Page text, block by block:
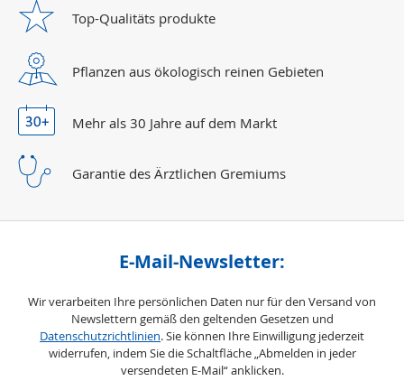
Top-Qualitäts produkte
Pflanzen aus ökologisch reinen Gebieten
Mehr als 30 Jahre auf dem Markt
Garantie des Ärztlichen Gremiums
E-Mail-Newsletter:
Wir verarbeiten Ihre persönlichen Daten nur für den Versand von
Newslettern gemäß den geltenden Gesetzen und
Datenschutzrichtlinien. Sie können Ihre Einwilligung jederzeit
widerrufen, indem Sie die Schaltfläche „Abmelden in jeder
versendeten E-Mail“ anklicken.